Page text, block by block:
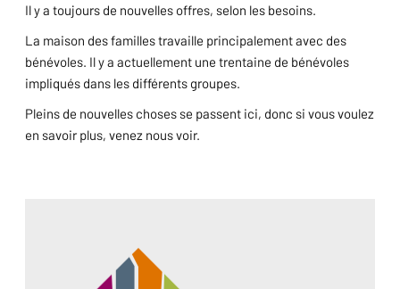
Il y a toujours de nouvelles offres, selon les besoins.
La maison des familles travaille principalement avec des
bénévoles. Il y a actuellement une trentaine de bénévoles
impliqués dans les différents groupes.
Pleins de nouvelles choses se passent ici, donc si vous voulez
en savoir plus, venez nous voir.